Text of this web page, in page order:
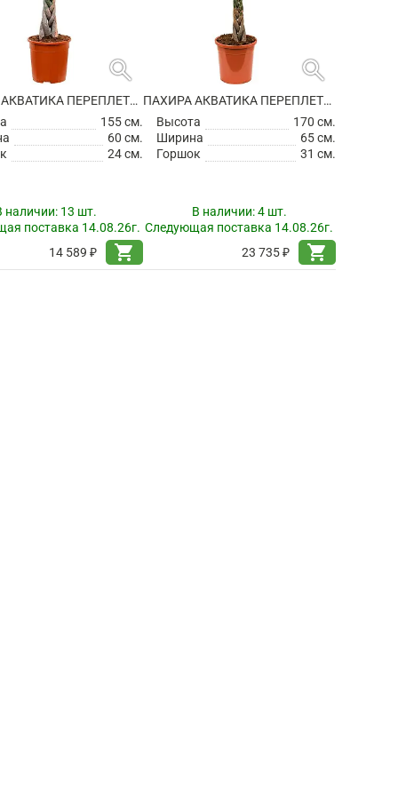
search
ПАХИРА АКВАТИКА ПЕРЕПЛЕТЕННАЯ
155 см.
60 см.
24 см.
наличии: 13 шт.
поставка 14.08.26г.
14 589 ₽
shopping_cart
search
ПАХИРА АКВАТИКА ПЕРЕПЛЕТЕННАЯ
Высота
170 см.
Ширина
65 см.
Горшок
31 см.
В наличии:4 шт.
Следующая поставка 14.08.26г.
23 735 ₽
shopping_cart